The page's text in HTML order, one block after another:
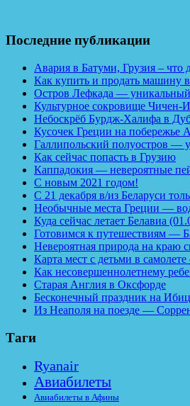
Последние публикации
Авария в Батуми, Грузия – что
Как купить и продать машину
Остров Лефкада — уникальный
Культурное сокровище Чичен-
Небоскрёб Бурдж-Халифа в
Кусочек Греции на побережье
Галлипольский полуостров —
Как сейчас попасть в Грузию
Каппадокия — невероятные
С новым 2021 годом!
С 21 декабря в/из Беларуси
Необычные места Греции —
Куда сейчас летает Белавиа
Готовимся к путешествиям —
Невероятная природа на краю
Карта мест с детьми в
Как несовершеннолетнему
Старая Англия в Оксфорде
Бесконечный праздник на
Из Неаполя на поезде —
Таги
Ryanair
Авиабилеты
Авиабилеты в Афины